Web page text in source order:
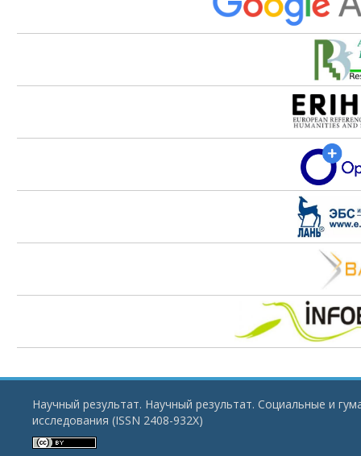
Научный результат. Научный результат. Социальные и
исследования (ISSN 2408-932X)